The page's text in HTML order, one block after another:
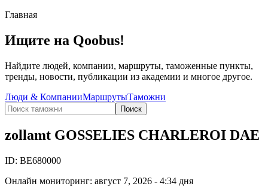
Главная
Ищите на Qoobus!
Найдите людей, компании, маршруты, таможенные пункты,
тренды, новости, публикации из академии и многое другое.
Люди & КомпанииМаршрутыТаможни
Поиск
zollamt GOSSELIES CHARLEROI DAE
ID: BE680000
Онлайн мониторинг: август 7, 2026 - 4:34 дня